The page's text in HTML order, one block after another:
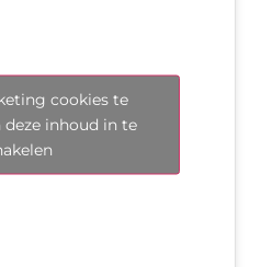
cookies te
deze inhoud in te